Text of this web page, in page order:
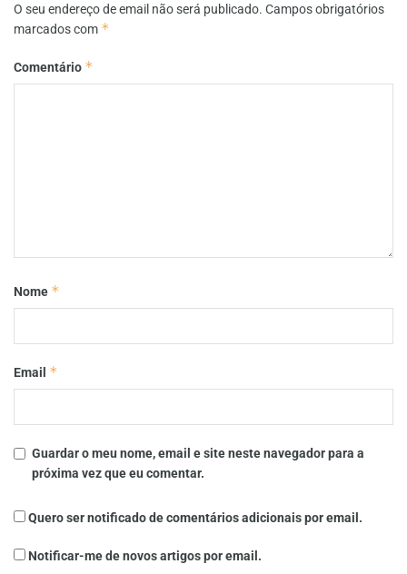
O seu endereço de email não será publicado. Campos obrigatórios
marcados com *
Comentário *
Nome *
Email *
Guardar o meu nome, email e site neste navegador para a
próxima vez que eu comentar.
Quero ser notificado de comentários adicionais por email.
Notificar-me de novos artigos por email.